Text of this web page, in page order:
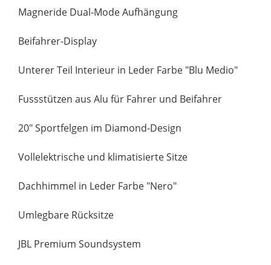
Magneride Dual-Mode Aufhängung
Beifahrer-Display
Unterer Teil Interieur in Leder Farbe "Blu Medio"
Fussstützen aus Alu für Fahrer und Beifahrer
20" Sportfelgen im Diamond-Design
Vollelektrische und klimatisierte Sitze
Dachhimmel in Leder Farbe "Nero"
Umlegbare Rücksitze
JBL Premium Soundsystem